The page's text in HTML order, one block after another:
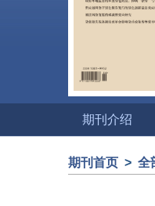
期刊介绍
期刊首页 > 全